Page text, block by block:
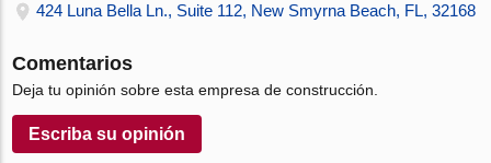
424 Luna Bella Ln., Suite 112, New Smyrna Beach, FL, 32168
Comentarios
Deja tu opinión sobre esta empresa de construcción.
Escriba su opinión